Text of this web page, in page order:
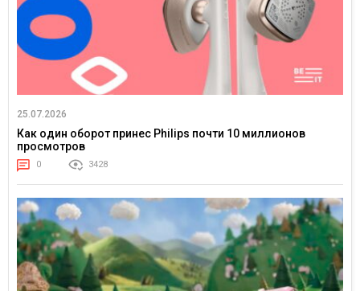
25.07.2026
Как один оборот принес Philips почти 10 миллионов
просмотров
0 3428